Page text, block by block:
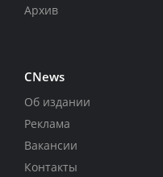
Архив
CNews
Об издании
Реклама
Вакансии
Контакты